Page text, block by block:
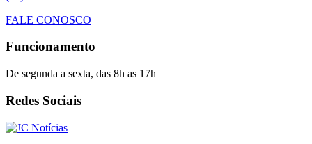
FALE CONOSCO
Funcionamento
De segunda a sexta, das 8h as 17h
Redes Sociais